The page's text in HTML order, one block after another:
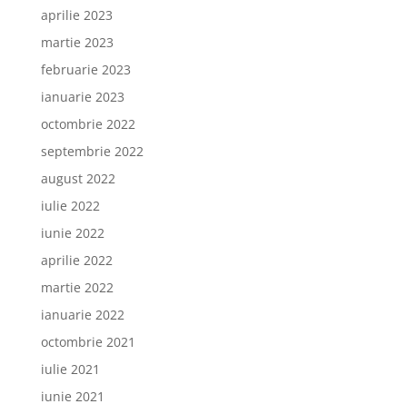
aprilie 2023
martie 2023
februarie 2023
ianuarie 2023
octombrie 2022
septembrie 2022
august 2022
iulie 2022
iunie 2022
aprilie 2022
martie 2022
ianuarie 2022
octombrie 2021
iulie 2021
iunie 2021